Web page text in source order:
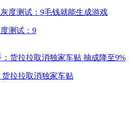
测试：9
拉拉取消独家车贴